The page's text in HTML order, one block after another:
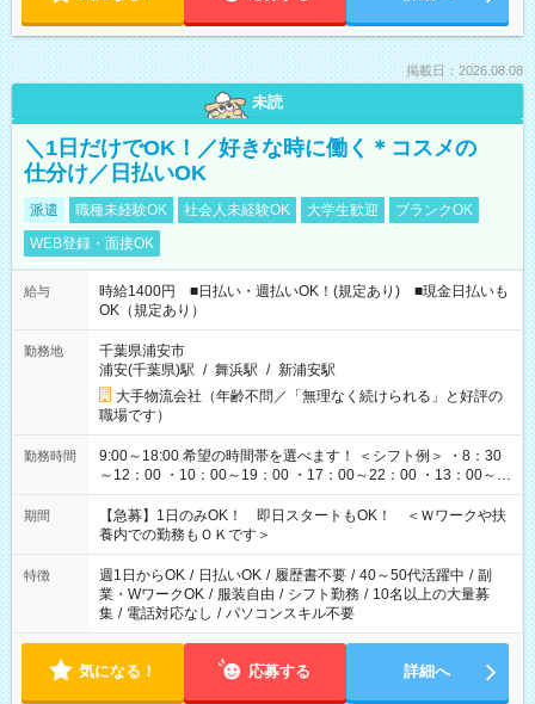
掲載日：2026.08.08
未読
＼1日だけでOK！／好きな時に働く＊コスメの
仕分け／日払いOK
派遣 職種未経験OK 社会人未経験OK 大学生歓迎
ブランクOK
WEB登録・面接OK
給与
時給1400円 ■日払い・週払いOK！(規定あり) ■現金日払いも
OK（規定あり）
勤務地
千葉県浦安市
浦安(千葉県)駅 / 舞浜駅 / 新浦安駅
大手物流会社（年齢不問／「無理なく続けられる」と好評の
職場です）
勤務時間
9:00～18:00 希望の時間帯を選べます！ ＜シフト例＞ ・8：30
～12：00 ・10：00～19：00 ・17：00～22：00 ・13：00～
22：00 ・22：00～翌6：00 など
期間
【急募】1日のみOK！ 即日スタートもOK！ ＜Ｗワークや扶
養内での勤務もＯＫです＞
特徴 週1日からOK / 日払いOK / 履歴書不要 / 40～50代活躍中 / 副
業・WワークOK / 服装自由 / シフト勤務 / 10名以上の大量募
集 / 電話対応なし / パソコンスキル不要
気になる！ 応募する 詳細へ